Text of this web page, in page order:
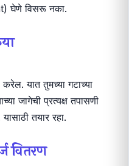
घेणे विसरू नका.
यात तुमच्या गटाच्या
जागेची प्रत्यक्ष तपासणी
तयार रहा.
वितरण